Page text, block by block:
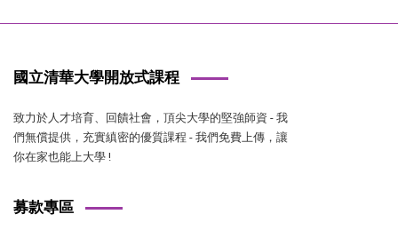
國立清華大學開放式課程
致力於人才培育、回饋社會，頂尖大學的堅強師資 - 我
們無償提供，充實縝密的優質課程 - 我們免費上傳，讓
你在家也能上大學 !
募款專區